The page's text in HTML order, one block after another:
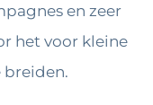
en zeer
het voor kleine